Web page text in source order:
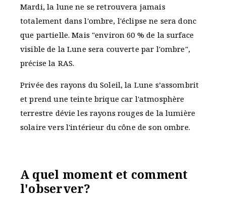
Mardi, la lune ne se retrouvera jamais
totalement dans l'ombre, l'éclipse ne sera donc
que partielle. Mais "environ 60 % de la surface
visible de la Lune sera couverte par l'ombre",
précise la RAS.
Privée des rayons du Soleil, la Lune s’assombrit
et prend une teinte brique car l'atmosphère
terrestre dévie les rayons rouges de la lumière
solaire vers l'intérieur du cône de son ombre.
A quel moment et comment
l'observer?